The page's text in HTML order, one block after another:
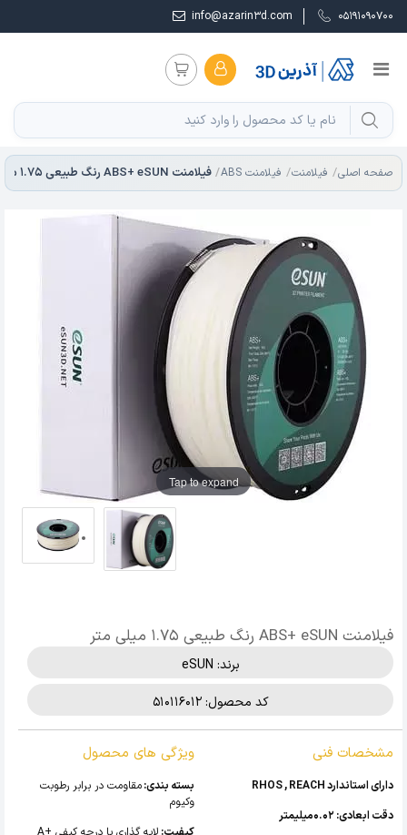
05191090700
info@azarin3d.com
صفحه اصلی فیلامنت فیلامنت ABS فیلامنت ABS+ eSUN رنگ طبیعی 1.75 میلی متر
Tap to expand
فیلامنت ABS+ eSUN رنگ طبیعی 1.75 میلی متر
برند: eSUN
کد محصول: 510116012
مشخصات فنی
دارای استاندارد RHOS , REACH
دقت ابعادی: 0.02میلیمتر
ویژگی های محصول
بسته بندی:مقاومت در برابر رطوبت
وکیوم